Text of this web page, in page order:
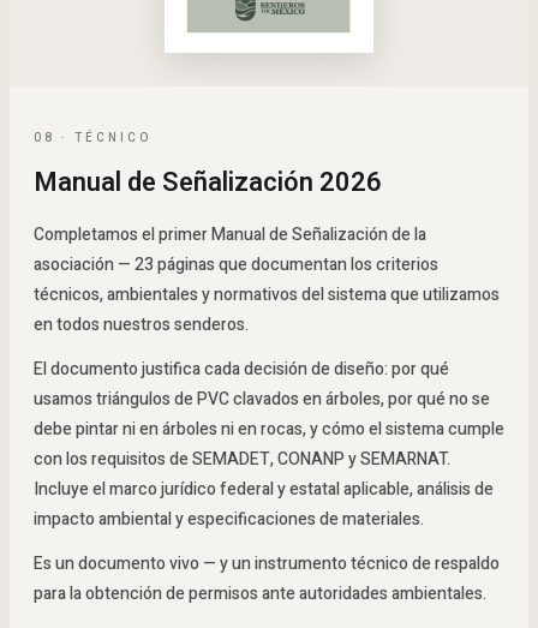
08 · TÉCNICO
Manual de Señalización 2026
Completamos el primer Manual de Señalización de la
asociación — 23 páginas que documentan los criterios
técnicos, ambientales y normativos del sistema que utilizamos
en todos nuestros senderos.
El documento justifica cada decisión de diseño: por qué
usamos triángulos de PVC clavados en árboles, por qué no se
debe pintar ni en árboles ni en rocas, y cómo el sistema cumple
con los requisitos de SEMADET, CONANP y SEMARNAT.
Incluye el marco jurídico federal y estatal aplicable, análisis de
impacto ambiental y especificaciones de materiales.
Es un documento vivo — y un instrumento técnico de respaldo
para la obtención de permisos ante autoridades ambientales.